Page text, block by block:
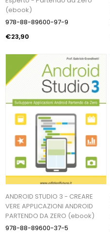
(ebook)
978-88-89600-97-9
€23,90
ANDROID STUDIO 3 - CREARE
VERE APPLICAZIONI ANDROID
PARTENDO DA ZERO (ebook)
978-88-89600-37-5